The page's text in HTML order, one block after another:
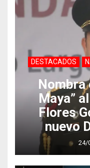
DESTACADOS
Nombra
Maya”
Flores
nuevo
24/